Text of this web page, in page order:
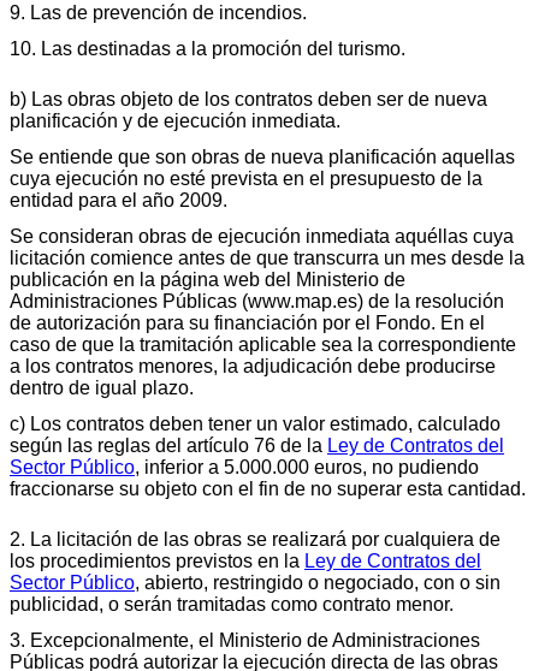
9. Las de prevención de incendios.
10. Las destinadas a la promoción del turismo.
b) Las obras objeto de los contratos deben ser de nueva
planificación y de ejecución inmediata.
Se entiende que son obras de nueva planificación aquellas
cuya ejecución no esté prevista en el presupuesto de la
entidad para el año 2009.
Se consideran obras de ejecución inmediata aquéllas cuya
licitación comience antes de que transcurra un mes desde la
publicación en la página web del Ministerio de
Administraciones Públicas (www.map.es) de la resolución
de autorización para su financiación por el Fondo. En el
caso de que la tramitación aplicable sea la correspondiente
a los contratos menores, la adjudicación debe producirse
dentro de igual plazo.
c) Los contratos deben tener un valor estimado, calculado
según las reglas del artículo 76 de la Ley de Contratos del
Sector Público, inferior a 5.000.000 euros, no pudiendo
fraccionarse su objeto con el fin de no superar esta cantidad.
2. La licitación de las obras se realizará por cualquiera de
los procedimientos previstos en la Ley de Contratos del
Sector Público, abierto, restringido o negociado, con o sin
publicidad, o serán tramitadas como contrato menor.
3. Excepcionalmente, el Ministerio de Administraciones
Públicas podrá autorizar la ejecución directa de las obras